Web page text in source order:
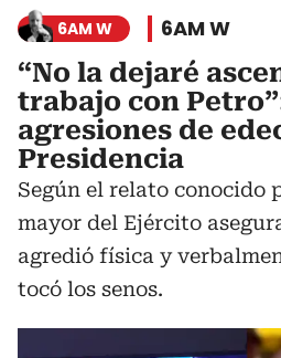
6AM W 6AM W
“No la dejaré
trabajo con
agresiones de
Presidencia
Según el relato conocido
mayor del Ejército
agredió física y
tocó los senos.